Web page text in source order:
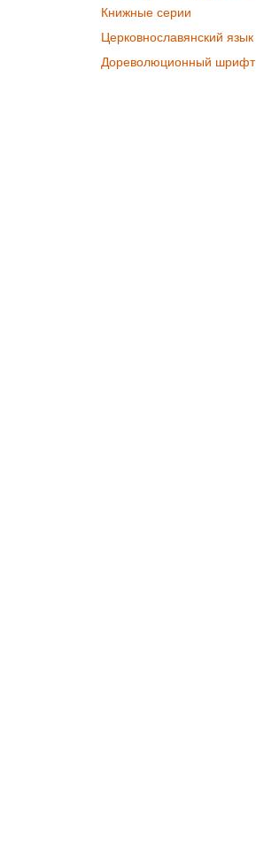
Книжные серии
Церковнославянский язык
Дореволюционный шрифт